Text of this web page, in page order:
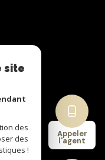
Appeler
l'agent
site
des
des
!